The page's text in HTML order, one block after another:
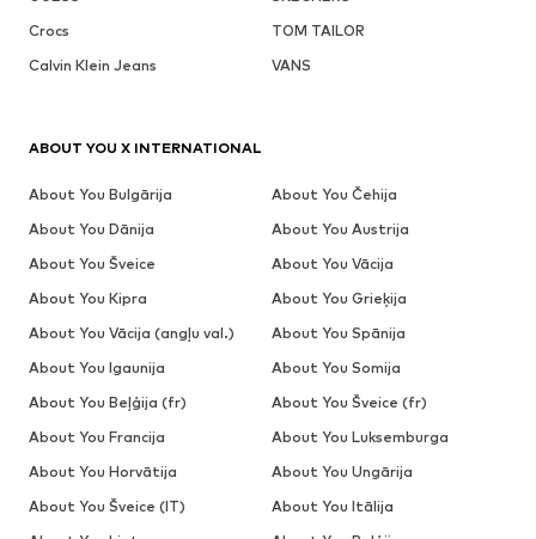
Crocs
TOM TAILOR
Calvin Klein Jeans
VANS
ABOUT YOU X INTERNATIONAL
About You Bulgārija
About You Čehija
About You Dānija
About You Austrija
About You Šveice
About You Vācija
About You Kipra
About You Grieķija
About You Vācija (angļu val.)
About You Spānija
About You Igaunija
About You Somija
About You Beļģija (fr)
About You Šveice (fr)
About You Francija
About You Luksemburga
About You Horvātija
About You Ungārija
About You Šveice (IT)
About You Itālija